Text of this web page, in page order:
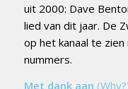
uit 2000: Dave
lied van dit jaar. De
op het kanaal te
nummers.
Met dank aan